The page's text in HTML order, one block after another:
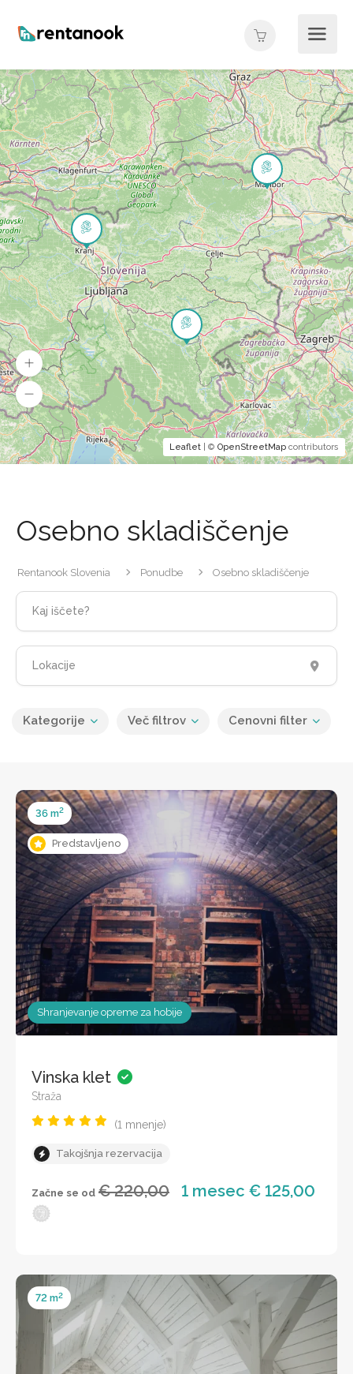
Osebno skladiščenje
Rentanook Slovenia Ponudbe Osebno skladiščenje
Kategorije Več filtrov Cenovni filter
Predstavljeno
36 m2
Shranjevanje opreme za hobije
Vinska klet
Straža
(1 mnenje)
Takojšnja rezervacija
Začne se od € 220,00 1 mesec € 125,00
72 m2
Leaflet | © OpenStreetMap contributors